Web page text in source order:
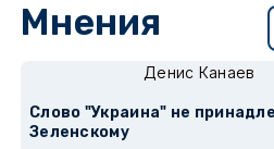
Мнения
Денис Канаев
Слово "Украина" не
Зеленскому